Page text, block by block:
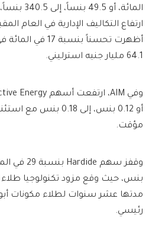
المائة،
ارتفاع التكاليف الإدارية في العام
أظهرت تحسناً
64.1 مليار جنيه استرليني.
أو 0.12 بنس، إلى 0.18
مؤقت.
بنس، حيث وقع مزود تكنولوجيا
مدتها عشر سنوات لطلاء مكونات
رئيسي.